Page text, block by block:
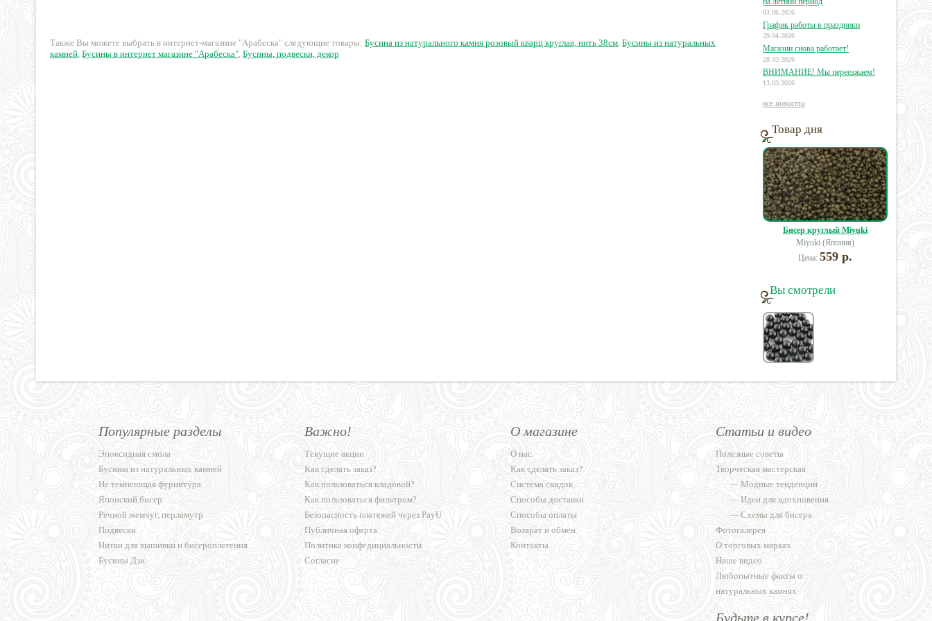
12 руб. 35 руб.
Также Вы можете выбрать в интернет-магазине "Арабеска" следующие товары: Бусина из натурального камня розовый кварц круглая, нить 38см, Бусины из натуральных
камней, Бусины в интернет магазине "Арабеска", Бусины, подвески, декор
03.06.2026
График работы в праздники
29.04.2026
Магазин снова работает!
28.03.2026
ВНИМАНИЕ! Мы переезжаем!
13.03.2026
все новости
Товар дня
Бисер круглый Miyuki
Miyuki (Япония)
Цена: 559 р.
Вы смотрели
Популярные разделы
Эпоксидная смола
Бусины из натуральных камней
Не темнеющая фурнитура
Японский бисер
Речной жемчуг, перламутр
Подвески
Нитки для вышивки и бисероплетения
Бусины Дзи
Важно!
Текущие акции
Как сделать заказ?
Как пользоваться кладовой?
Как пользоваться фильтром?
Безопасность платежей через PayU
Публичная оферта
Политика конфедициальности
Согласие
О магазине
О нас
Как сделать заказ?
Система скидок
Способы доставки
Способы оплаты
Возврат и обмен
Контакты
Статьи и видео
Полезные советы
Творческая мастерская
—Модные тенденции
—Идеи для вдохновения
—Схемы для бисера
Фотогалерея
О торговых марках
Наше видео
Любопытные факты о
натуральных камнях
Будьте в курсе!